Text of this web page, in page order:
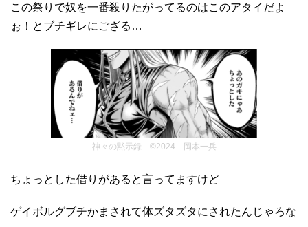
この祭りで奴を一番殺りたがってるのはこのアタイだよ
ぉ！とブチギレにござる…
神々の黙示録 ©2024 岡本一兵
ちょっとした借りがあると言ってますけど
ゲイボルグブチかまされて体ズタズタにされたんじゃろな